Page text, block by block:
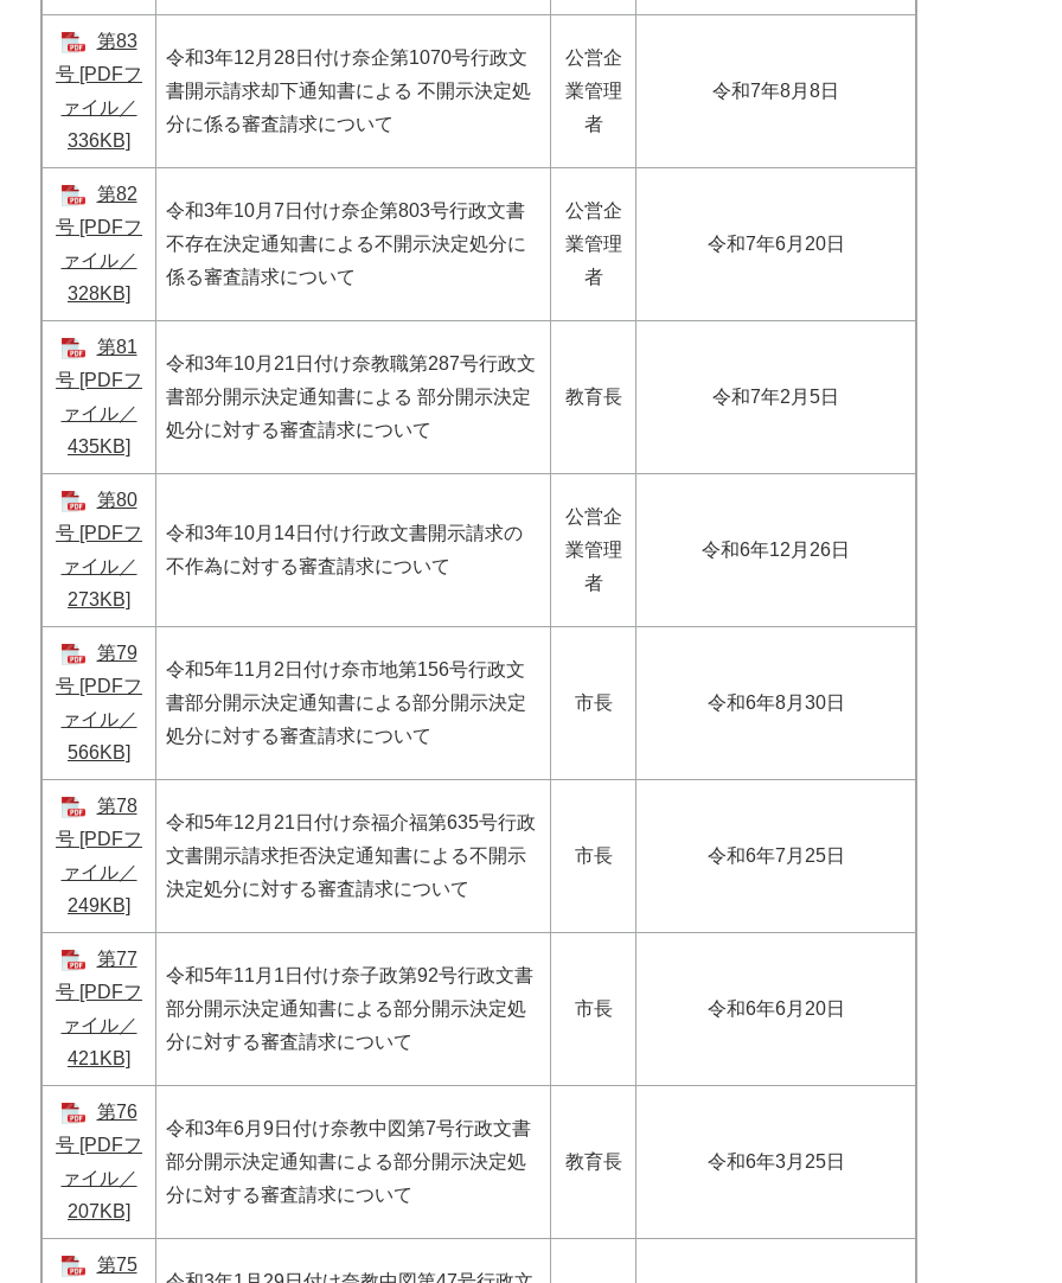
第83
号 [PDFフ
ァイル／
336KB]
令和3年12月28日付け奈企第1070号行政文
書開示請求却下通知書による 不開示決定処
分に係る審査請求について
公営企
業管理
者
令和7年8月8日
第82
号 [PDFフ
ァイル／
328KB]
令和3年10月7日付け奈企第803号行政文書
不存在決定通知書による不開示決定処分に
係る審査請求について
公営企
業管理
者
令和7年6月20日
第81
号 [PDFフ
ァイル／
435KB]
令和3年10月21日付け奈教職第287号行政文
書部分開示決定通知書による 部分開示決定
処分に対する審査請求について
教育長 令和7年2月5日
第80
号 [PDFフ
ァイル／
273KB]
令和3年10月14日付け行政文書開示請求の
不作為に対する審査請求について
公営企
業管理
者
令和6年12月26日
第79
号 [PDFフ
ァイル／
566KB]
令和5年11月2日付け奈市地第156号行政文
書部分開示決定通知書による部分開示決定
処分に対する審査請求について
市長 令和6年8月30日
第78
号 [PDFフ
ァイル／
249KB]
令和5年12月21日付け奈福介福第635号行政
文書開示請求拒否決定通知書による不開示
決定処分に対する審査請求について
市長 令和6年7月25日
第77
号 [PDFフ
ァイル／
421KB]
令和5年11月1日付け奈子政第92号行政文書
部分開示決定通知書による部分開示決定処
分に対する審査請求について
市長 令和6年6月20日
第76
号 [PDFフ
ァイル／
207KB]
令和3年6月9日付け奈教中図第7号行政文書
部分開示決定通知書による部分開示決定処
分に対する審査請求について
教育長 令和6年3月25日
第75